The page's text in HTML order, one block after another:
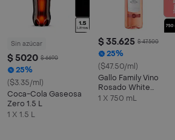
Sin azúcar
$ 5020 $ 6690
25%
($3.35/ml)
Coca-Cola Gaseosa
Zero 1.5 L
1 X 1.5 L
$ 35.625 $ 47.500
25%
($47.50/ml)
Gallo Family Vino
Rosado White
Zinfandel
1 X 750 mL